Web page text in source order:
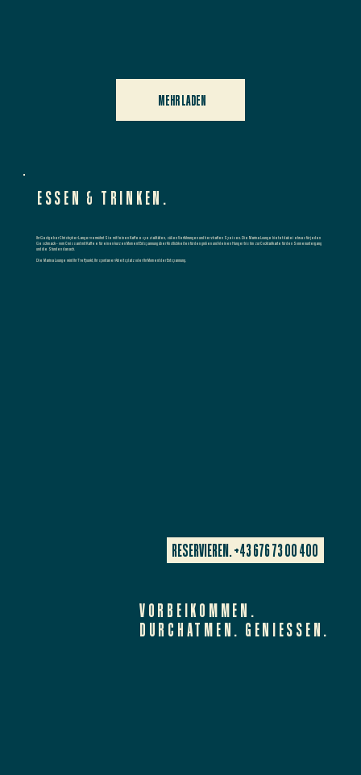
MEHR LADEN
ESSEN & TRINKEN.
Ihr Gastgeber Christopher Langer verwöhnt Sie mit feinen Kaffeespezialitäten, süßen Verführungen und herzhaften Speisen. Die Marina Lounge bietet dabei etwas für jeden
Geschmack - vom Croissant mit Kaffee für einen kurzen Moment Entspannung über Köstlichkeiten für den großen und kleinen Hunger bis hin zur Cocktailkarte für den Sonnenuntergang
und die Stunden danach.
Die Marina Lounge wird Ihr Treffpunkt, Ihr spontaner Arbeitsplatz oder Ihr Moment der Entspannung.
RESERVIEREN. +43 676 73 00 400
VORBEIKOMMEN.
DURCHATMEN. GENIESSEN.